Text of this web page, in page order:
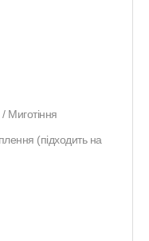
Миготіння
(підходить на